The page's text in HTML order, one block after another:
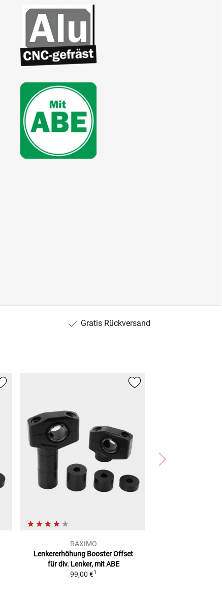
Gratis Rückversand
RAXIMO
Lenkererhöhung Booster Offset
für div. Lenker, mit ABE
99,00 €1